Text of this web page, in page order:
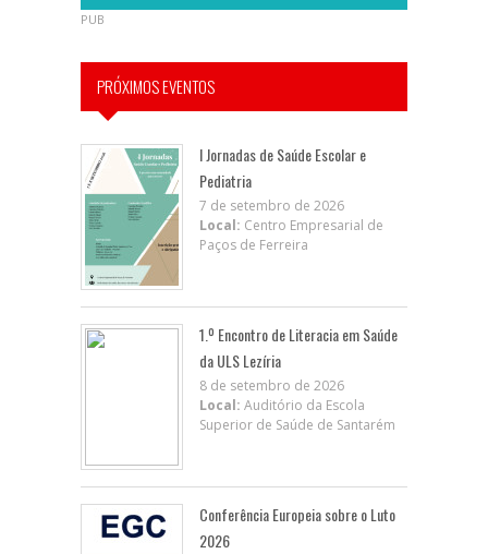
PUB
PRÓXIMOS EVENTOS
I Jornadas de Saúde Escolar e
Pediatria
7 de setembro de 2026
Local: Centro Empresarial de
Paços de Ferreira
1.º Encontro de Literacia em Saúde
da ULS Lezíria
8 de setembro de 2026
Local: Auditório da Escola
Superior de Saúde de Santarém
Conferência Europeia sobre o Luto
2026